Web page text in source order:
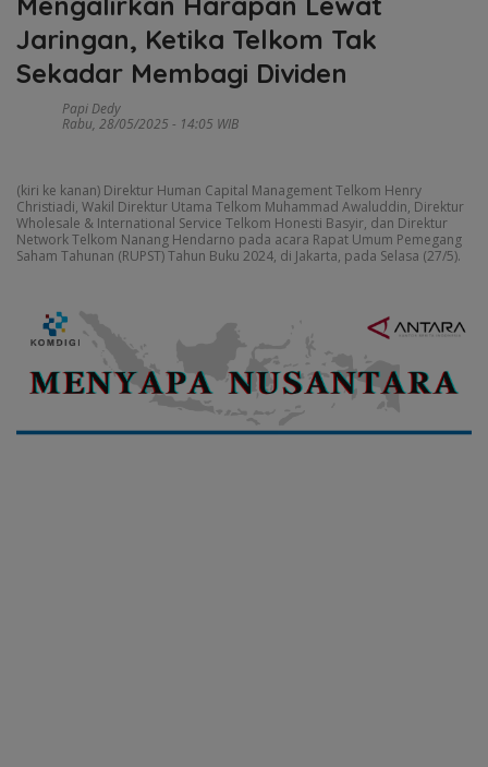
Jaringan, Ketika Telkom Tak
Sekadar Membagi Dividen
Papi Dedy
Rabu, 28/05/2025 - 14:05 WIB
(kiri ke kanan) Direktur Human Capital Management Telkom Henry
Christiadi, Wakil Direktur Utama Telkom Muhammad Awaluddin, Direktur
Wholesale & International Service Telkom Honesti Basyir, dan Direktur
Network Telkom Nanang Hendarno pada acara Rapat Umum Pemegang
Saham Tahunan (RUPST) Tahun Buku 2024, di Jakarta, pada Selasa (27/5).